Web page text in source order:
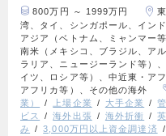
800万円 ～ 1999万円
湾、タイ、シンガポール、イン
アジア（ベトナム、ミャンマー
南米（メキシコ、ブラジル、ア
ラリア、ニュージーランド等）
イツ、ロシア等）、中近東・ア
アフリカ等）、その他の海外
業）
上場企業 大手企業
ビス
海外出張 海外折衝
み
3,000万円以上資金調達済